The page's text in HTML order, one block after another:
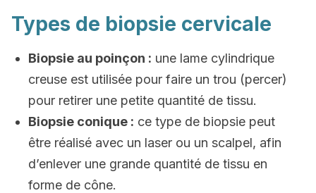
Types de biopsie cervicale
Biopsie au poinçon : une lame cylindrique
creuse est utilisée pour faire un trou (percer)
pour retirer une petite quantité de tissu.
Biopsie conique : ce type de biopsie peut
être réalisé avec un laser ou un scalpel, afin
d’enlever une grande quantité de tissu en
forme de cône.